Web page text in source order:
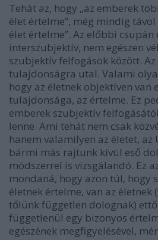
Tehát az, hogy „az emberek
élet értelme”, még mindig
élet értelme”. Az előbbi csupán
interszubjektív, nem egészen
szubjektív felfogások között.
tulajdonságra utal. Valami
hogy az életnek objektíven
tulajdonsága, az értelme. Ez
emberek szubjektív
lenne. Ami tehát nem csak
hanem valamilyen az életet, az
bármi más rajtunk kívül eső
módszerrel is vizsgálandó. Ez
mondaná, hogy azon túl, hogy
életnek értelme, van az életnek
tőlünk független dolognak)
függetlenül egy bizonyos
egészének megfigyelésével,